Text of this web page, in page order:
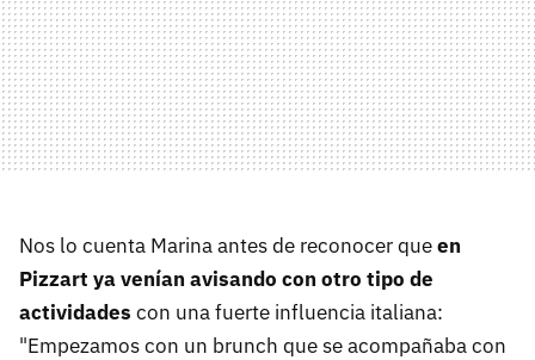
Nos lo cuenta Marina antes de reconocer queen
Pizzart ya venían avisando con otro tipo de
actividades con una fuerte influencia italiana:
"Empezamos con un brunch que se acompañaba con